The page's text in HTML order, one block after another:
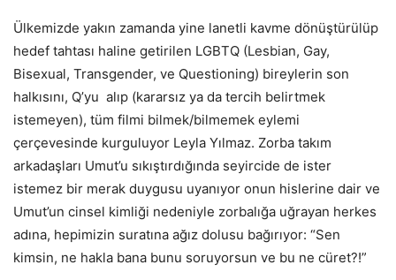
Ülkemizde yakın zamanda yine lanetli kavme dönüştürülüp
hedef tahtası haline getirilen LGBTQ (Lesbian, Gay,
Bisexual, Transgender, ve Questioning) bireylerin son
halkısını, Q’yu alıp (kararsız ya da tercih belirtmek
istemeyen), tüm filmi bilmek/bilmemek eylemi
çerçevesinde kurguluyor Leyla Yılmaz. Zorba takım
arkadaşları Umut’u sıkıştırdığında seyircide de ister
istemez bir merak duygusu uyanıyor onun hislerine dair ve
Umut’un cinsel kimliği nedeniyle zorbalığa uğrayan herkes
adına, hepimizin suratına ağız dolusu bağırıyor: “Sen
kimsin, ne hakla bana bunu soruyorsun ve bu ne cüret?!”